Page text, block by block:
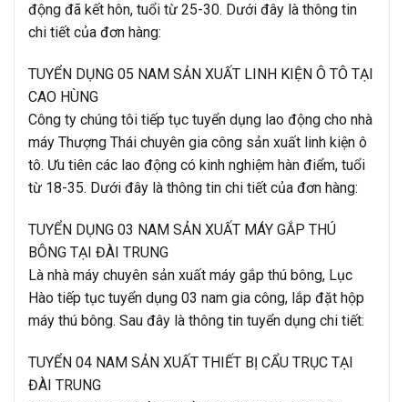
động đã kết hôn, tuổi từ 25-30. Dưới đây là thông tin
chi tiết của đơn hàng:
TUYỂN DỤNG 05 NAM SẢN XUẤT LINH KIỆN Ô TÔ TẠI
CAO HÙNG
Công ty chúng tôi tiếp tục tuyển dụng lao động cho nhà
máy Thượng Thái chuyên gia công sản xuất linh kiện ô
tô. Ưu tiên các lao động có kinh nghiệm hàn điểm, tuổi
từ 18-35. Dưới đây là thông tin chi tiết của đơn hàng:
TUYỂN DỤNG 03 NAM SẢN XUẤT MÁY GẮP THÚ
BÔNG TẠI ĐÀI TRUNG
Là nhà máy chuyên sản xuất máy gắp thú bông, Lục
Hào tiếp tục tuyển dụng 03 nam gia công, lắp đặt hộp
máy thú bông. Sau đây là thông tin tuyển dụng chi tiết:
TUYỂN 04 NAM SẢN XUẤT THIẾT BỊ CẨU TRỤC TẠI
ĐÀI TRUNG